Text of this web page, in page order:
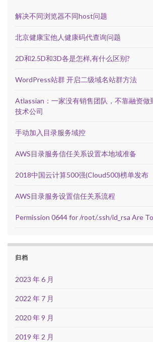
解决不同浏览器不同host问题
北京健康宝他人健康码代查询问题
2D和2.5D和3D各是怎样,有什么区别?
WordPress站群 开启二级域名站群方法
Atlassian：一家没有销售团队，不靠融资做
技术公司
手动加入目录服务域控
AWS目录服务信任关系设置本地域准备
2018中国云计算500强(Cloud500)榜单发布
AWS目录服务设置信任关系流程
Permission 0644 for /root/.ssh/id_rsa Are
归档
2023 年 6 月
2022 年 7 月
2020 年 9 月
2019 年 2 月